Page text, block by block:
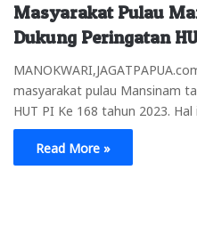
Masyarakat Pulau
Dukung Peringatan
masyarakat pulau Mansinam
HUT PI Ke 168 tahun 2023. Hal
Read More »